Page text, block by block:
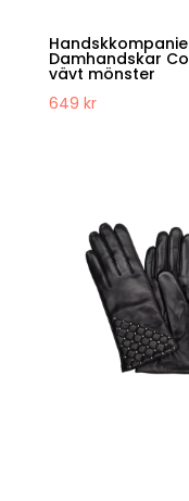
Damhandskar
vävt mönster
649 kr